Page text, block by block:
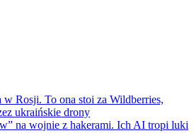
w Rosji. To ona stoi za Wildberries,
ukraińskie drony
na wojnie z hakerami. Ich AI tropi luki